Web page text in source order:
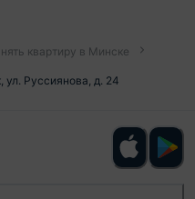
квартиру в Минске
ул. Руссиянова, д. 24